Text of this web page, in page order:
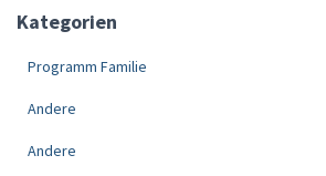
Kategorien
Programm Familie
Andere
Andere